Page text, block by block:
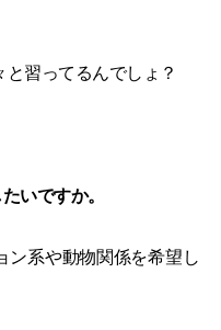
習ってるんでしょ？
いですか。
ン系や動物関係を希望し